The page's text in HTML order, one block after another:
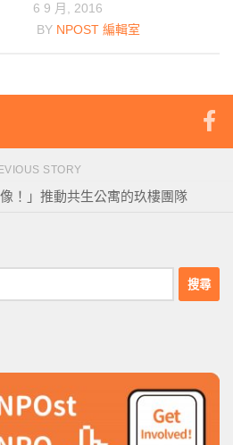
6 9 月, 2016
BY NPOST 編輯室
STORY
！」推動共生公寓的玖樓團隊